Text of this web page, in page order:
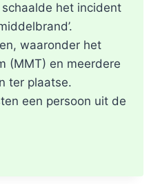
het incident
waaronder het
(MMT) en meerdere
ter plaatse.
een persoon uit de